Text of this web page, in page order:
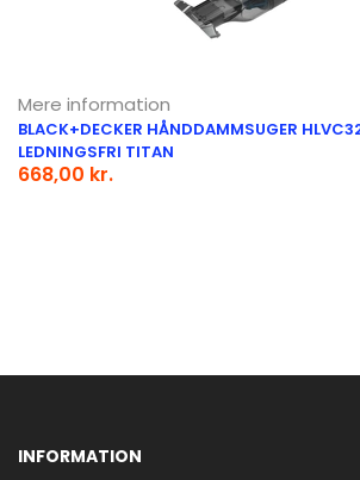
Mere information
BLACK+DECKER HÅNDDAMMSUGER
LEDNINGSFRI TITAN
668,00 kr.
INFORMATION